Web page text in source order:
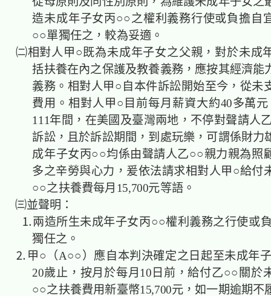
造未成年子女丙○○之權利義務行使或負擔自
○○單獨任之，較為妥適。
㈡相對人甲○既為未成年子女之父親，對於未成
括扶養在內之保護及教養義務，應按其經濟能
義務。相對人甲○自本件訴訟開始至今，從未
費用。相對人甲○目前每月薪資大約40多萬元
111年間，在美國及臺灣兩地，不停對聲請人
訴訟，且於訴訟期間，到處玩樂，可謂係財力
成年子女丙○○均係由聲請人乙○○親力親為照
多之辛勞與心力，爰依法請求相對人甲○給付
○○之扶養費每月15,700元等語。
㈢並聲明：
⒈兩造所生未成年子女丙○○權利義務之行使或
獨任之。
⒉甲○（A○○）應自本判決確定之日起至未成年
20歲止，按月於每月10日前，給付乙○○關於
○○之扶養費用新臺幣15,700元，如一期逾期不